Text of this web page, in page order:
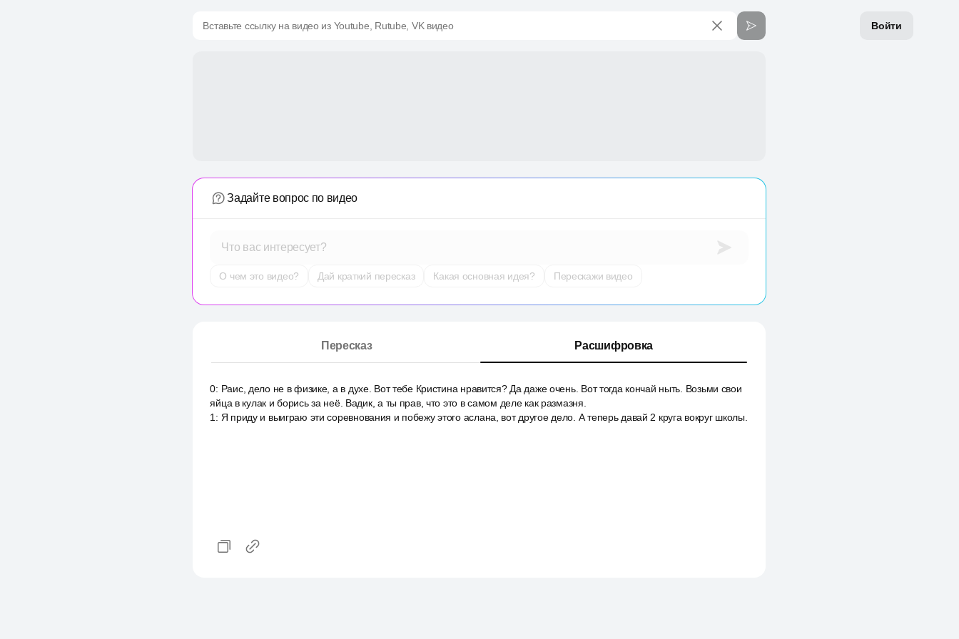
Войти
Вставьте ссылку на видео из Youtube, Rutube, VK видео
Задайте вопрос по видео
Что вас интересует?
О чем это видео? Дай краткий пересказ Какая основная идея? Перескажи видео
Пересказ Расшифровка
0: Раис, дело не в физике, а в духе. Вот тебе Кристина нравится? Да даже очень. Вот тогда кончай ныть. Возьми свои
яйца в кулак и борись за неё. Вадик, а ты прав, что это в самом деле как размазня.
1 : Я приду и выиграю эти соревнования и побежу этого аслана, вот другое дело. А теперь давай 2 круга вокруг школы.